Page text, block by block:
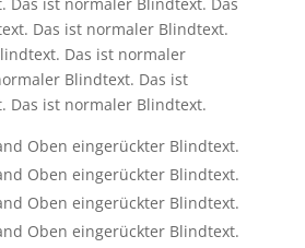
Das ist normaler Blindtext.
Das ist normaler
Blindtext. Das ist
Das ist normaler Blindtext.
Oben eingerückter Blindtext.
Oben eingerückter Blindtext.
Oben eingerückter Blindtext.
Oben eingerückter Blindtext.